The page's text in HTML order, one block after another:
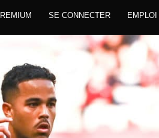
SE CONNECTER EMPLOI